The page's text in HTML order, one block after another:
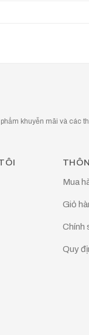
khuyễn mãi và các
Mua
Giỏ
Chính
Quy